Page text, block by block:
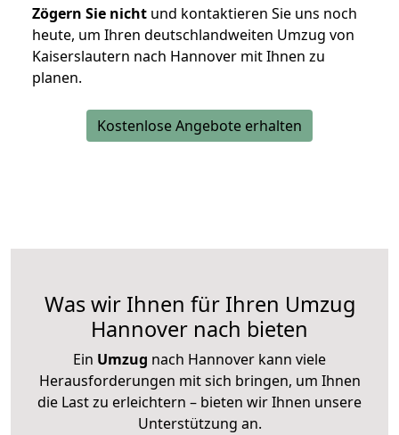
Zögern Sie nicht und kontaktieren Sie uns noch
heute, um Ihren deutschlandweiten Umzug von
Kaiserslautern nach Hannover mit Ihnen zu
planen.
Kostenlose Angebote erhalten
Was wir Ihnen für Ihren Umzug
Hannover nach bieten
Ein Umzug nach Hannover kann viele
Herausforderungen mit sich bringen, um Ihnen
die Last zu erleichtern – bieten wir Ihnen unsere
Unterstützung an.